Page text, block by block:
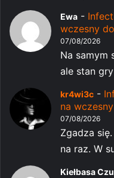
Ewa -
wczesny
07/08/2026
Na samym
ale stan
kr4wi3c -
na
07/08/2026
Zgadza
na raz. W
Kiełbasa